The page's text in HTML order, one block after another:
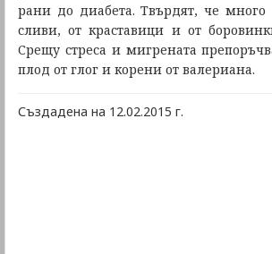
рани до диабета. Твърдят, че
сливи, от краставици и от
Срещу стреса и мигрената
плод от глог и корени от валериана.
Създадена на 12.02.2015 г.